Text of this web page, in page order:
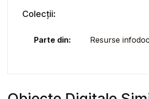
Colecții:
Parte din: Resurse